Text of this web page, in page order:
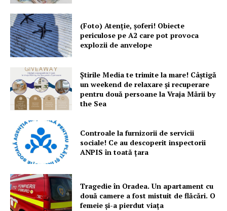
(Foto) Atenție, șoferi! Obiecte
periculose pe A2 care pot provoca
explozii de anvelope
Știrile Media te trimite la mare! Câștigă
un weekend de relaxare și recuperare
pentru două persoane la Vraja Mării by
the Sea
Controale la furnizorii de servicii
sociale! Ce au descoperit inspectorii
ANPIS în toată țara
Tragedie în Oradea. Un apartament cu
două camere a fost mistuit de flăcări. O
femeie și-a pierdut viața